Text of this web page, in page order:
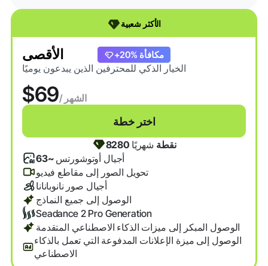
الأكثر شعبية
الأقصى
الخيار الذكي للمحترفين الذين يبدعون يوميًا
$69 / الشهر
اختر خطة
+20% مكافأة
8280 نقطة شهريًا
أجيال أوتوشورتس~63
تحويل الصور إلى مقاطع فيديو
أجيال صور نانوبانانا
الوصول إلى جميع النماذج
Seadance 2 Pro Generation
الوصول المبكر إلى ميزات الذكاء الاصطناعي المتقدمة
الوصول إلى ميزة الإعلانات المدفوعة التي تعمل بالذكاء
الاصطناعي